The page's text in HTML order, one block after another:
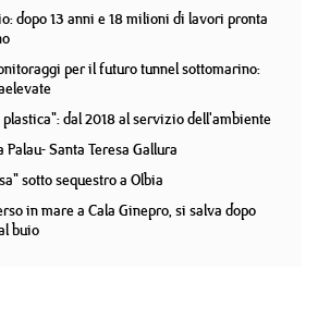
dopo 13 anni e 18 milioni di lavori pronta
per il futuro tunnel sottomarino:
dal 2018 al servizio dell'ambiente
Santa Teresa Gallura
sotto sequestro a Olbia
in mare a Cala Ginepro, si salva dopo
buio